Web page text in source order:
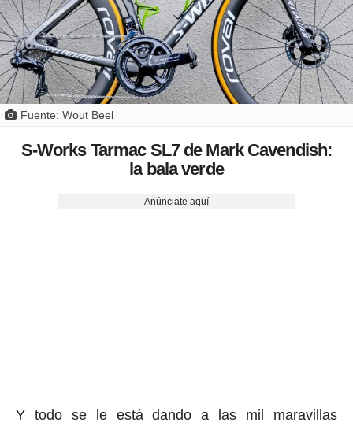
Fuente: Wout Beel
S-Works Tarmac SL7 de Mark Cavendish:
la bala verde
Anúnciate aquí
Y todo se le está dando a las mil maravillas